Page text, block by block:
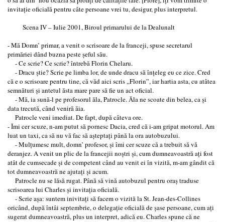
invitaţie oficială pentru câte persoane vrei tu, desigur, plus interpretul.
Scena IV – Iulie 2001, Biroul primarului de la Dealunalt
- Mă Domn’ primar, a venit o scrisoare de la franceji, spuse secretarul
primăriei dând buzna peste şeful său.
- Ce scrie? Ce scrie? întrebă Florin Chelaru.
- Dracu ştie? Scrie pe limba lor, de unde dracu să înţeleg eu ce zice. Cred
că e o scrisoare pentru tine, că văd aici scris „Florin”, iar hartia asta, cu atâtea
semnături şi antetul ăsta mare pare să fie un act oficial.
- Mă, ia sună-l pe profesorul ăla, Patrocle. Ăla ne scoate din belea, ca şi
data trecută, când veniră ăia.
Patrocle veni imediat. De fapt, după câteva ore.
- Îmi cer scuze, n-am putut să pornesc Dacia, cred că i-am gripat motorul. Am
luat un taxi, ca să nu vă fac să aşteptaţi până la ora autobuzului.
- Mulţumesc mult, domn’ profesor, şi îmi cer scuze că a trebuit să vă
deranjez. A venit un plic de la francejii noştri şi, cum dumneavoastră aţi fost
atât de cumsecade şi de competent când au venit ei în vizită, m-am gândit că
tot dumneavoastră ne ajutaţi şi acum.
Patrocle nu se lăsă rugat. Până să vină autobuzul pentru oraş traduse
scrisoarea lui Charles şi invitaţia oficială.
- Scrie aşa: suntem inivitaţi să facem o vizită la St. Jean-des-Collines
oricând, după întâi septembrie, o delegaţie oficială de şase persoane, cum aţi
sugerat dumneavoastră, plus un interpret, adică eu. Charles spune că ne